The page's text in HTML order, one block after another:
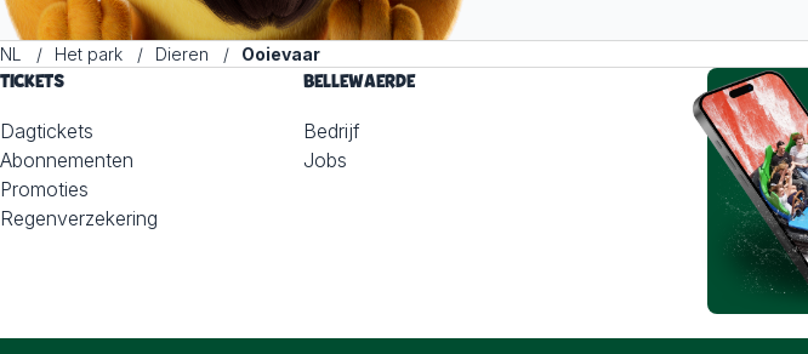
NL Het park Dieren Ooievaar
TICKETS
Dagtickets
Abonnementen
Promoties
Regenverzekering
BELLEWAERDE
Bedrijf
Jobs